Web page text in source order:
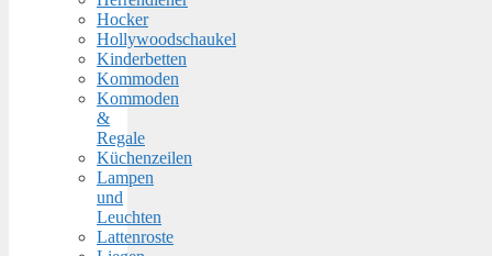
Hocker
Hollywoodschaukel
Kinderbetten
Kommoden
Kommoden
&
Regale
Küchenzeilen
Lampen
und
Leuchten
Lattenroste